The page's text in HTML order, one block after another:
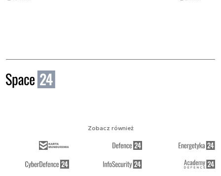
Zobacz również